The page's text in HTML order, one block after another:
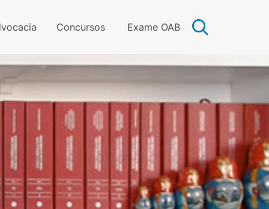
Concursos Exame OAB